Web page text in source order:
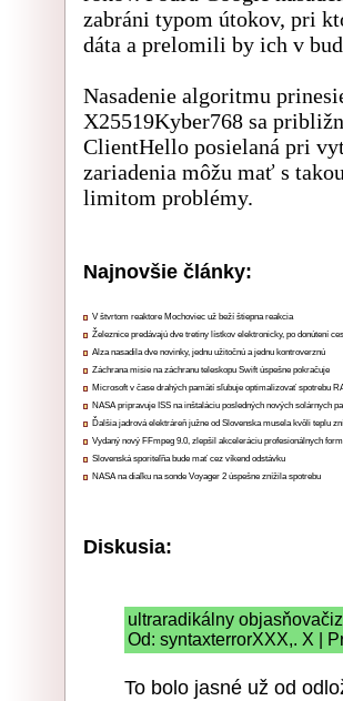
zabráni typom útokov, pri
dáta a prelomili by ich v
Nasadenie algoritmu
X25519Kyber768 sa
ClientHello posielaná pri
zariadenia môžu mať s
limitom problémy.
Najnovšie články:
V štvrtom reaktore Mochoviec už beží štiepna reakcia
Železnice predávajú dve tretiny lístkov elektronicky, po donútení
Alza nasadila dve novinky, jednu užitočnú a jednu kontroverznú
Záchrana misie na záchranu teleskopu Swift úspešne pokračuje
Microsoft v čase drahých pamätí sľubuje optimalizovať spotrebu
NASA pripravuje ISS na inštaláciu posledných nových solárnych
Ďalšia jadrová elektráreň južne od Slovenska musela kvôli teplu
Vydaný nový FFmpeg 9.0, zlepšil akceleráciu profesionálnych
Slovenská sporiteľňa bude mať cez víkend odstávku
NASA na diaľku na sonde Voyager 2 úspešne znížila spotrebu
Diskusia:
ultraradikálny
Od: syntaxterrorXXX,. X |
To bolo jasné už od